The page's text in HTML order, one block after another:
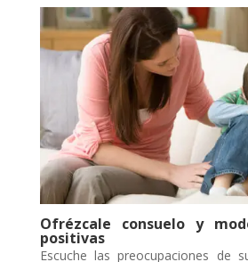
Ofrézcale consuelo y
positivas
Escuche las preocupaciones de